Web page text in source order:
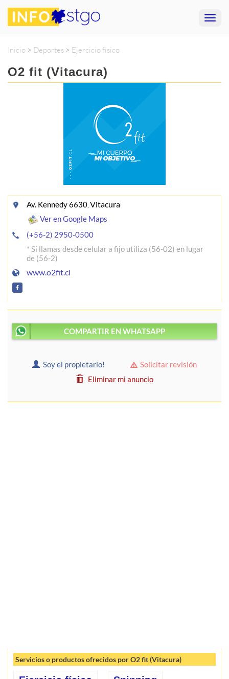
Inicio > Deportes > Ejercicio físico
O2 fit (Vitacura)
Av. Kennedy 6630,Vitacura
Ver en Google Maps
(+56-2) 2950-0500
* Si llamas desde celular a fijo utiliza (56-02) en lugar
de (56-2)
www.o2fit.cl
COMPARTIR EN WHATSAPP
Soy el propietario!
Solicitar revisión
Eliminar mi anuncio
Servicios o productos ofrecidos por O2 fit (Vitacura)